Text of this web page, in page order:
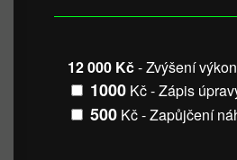
12 000 Kč- Zvýšení
1000 Kč - Zápis
500 Kč - Zapůjčení